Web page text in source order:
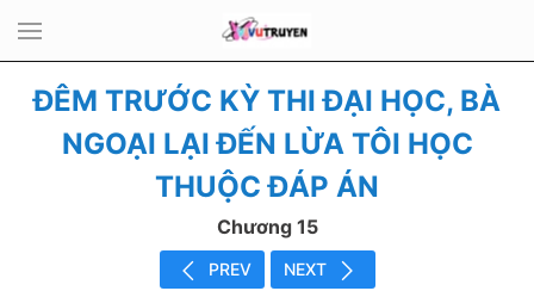
ĐÊM TRƯỚC KỲ THI ĐẠI HỌC, BÀ
NGOẠI LẠI ĐẾN LỪA TÔI HỌC
THUỘC ĐÁP ÁN
Chương 15
PREV NEXT